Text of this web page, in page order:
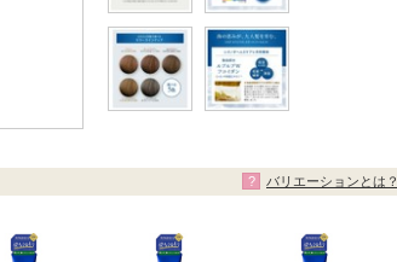
バリエーションとは？